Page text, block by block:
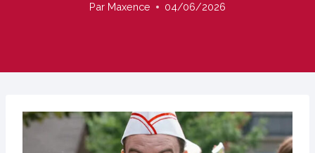
Par Maxence 04/06/2026